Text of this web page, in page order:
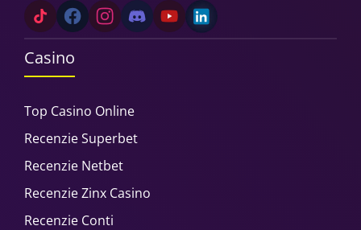
Casino
Top Casino Online
Recenzie Superbet
Recenzie Netbet
Recenzie Zinx Casino
Recenzie Conti